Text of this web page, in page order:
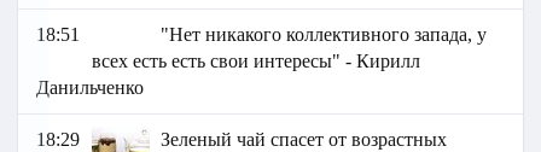
18:51
"Нет никакого коллективного запада, у
всех есть есть свои интересы" - Кирилл
Данильченко
18:29
Зеленый чай спасет от возрастных